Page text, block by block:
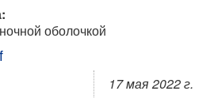
оболочкой
17 мая 2022 г.